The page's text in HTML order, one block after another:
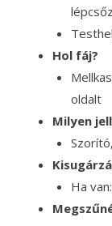
Hol fáj?
oldalt
Milyen
Ha